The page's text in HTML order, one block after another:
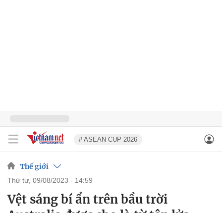
# ASEAN CUP 2026
Thế giới
thứ tư, 09/08/2023 - 14:59
Vệt sáng bí ẩn trên bầu trời